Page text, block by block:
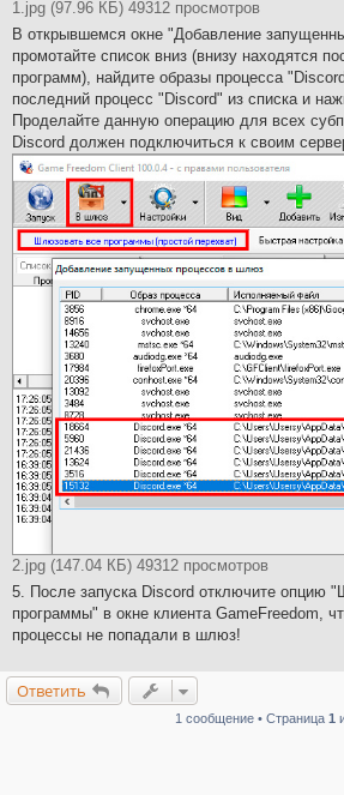
1.jpg (97.96 КБ) 49312 просмотров
В открывшемся окне "Добавление
промотайте список вниз (внизу находятся
программ), найдите образы процесса
последний процесс "Discord" из списка и
Проделайте данную операцию для всех
Discord должен подключиться к своим
2.jpg (147.04 КБ) 49312 просмотров
5. После запуска Discord отключите опцию
программы" в окне клиента GameFreedom,
процессы не попадали в шлюз!
Ответить
1 сообщение • Страница 1